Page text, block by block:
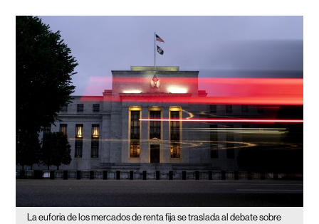
La euforia de los mercados de renta fija se traslada al debate sobre